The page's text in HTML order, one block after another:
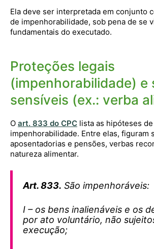
Ela deve ser interpretada em conjunto
de impenhorabilidade, sob pena de se
fundamentais do executado.
Proteções legais
(impenhorabilidade) e
sensíveis (ex.: verba
O art. 833 do CPC lista as hipóteses de
impenhorabilidade. Entre elas, figuram
aposentadorias e pensões, verbas
natureza alimentar.
Art. 833. São impenhoráveis:
I – os bens inalienáveis e os
por ato voluntário, não
execução;